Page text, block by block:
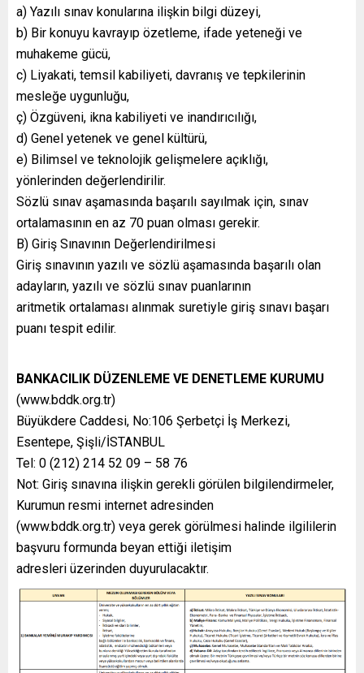
a) Yazılı sınav konularına ilişkin bilgi düzeyi,
b) Bir konuyu kavrayıp özetleme, ifade yeteneği ve
muhakeme gücü,
c) Liyakati, temsil kabiliyeti, davranış ve tepkilerinin
mesleğe uygunluğu,
ç) Özgüveni, ikna kabiliyeti ve inandırıcılığı,
d) Genel yetenek ve genel kültürü,
e) Bilimsel ve teknolojik gelişmelere açıklığı,
yönlerinden değerlendirilir.
Sözlü sınav aşamasında başarılı sayılmak için, sınav
ortalamasının en az 70 puan olması gerekir.
B) Giriş Sınavının Değerlendirilmesi
Giriş sınavının yazılı ve sözlü aşamasında başarılı olan
adayların, yazılı ve sözlü sınav puanlarının
aritmetik ortalaması alınmak suretiyle giriş sınavı başarı
puanı tespit edilir.
BANKACILIK DÜZENLEME VE DENETLEME KURUMU
(www.bddk.org.tr)
Büyükdere Caddesi, No:106 Şerbetçi İş Merkezi,
Esentepe, Şişli/İSTANBUL
Tel: 0 (212) 214 52 09 – 58 76
Not: Giriş sınavına ilişkin gerekli görülen bilgilendirmeler,
Kurumun resmi internet adresinden
(www.bddk.org.tr) veya gerek görülmesi halinde ilgililerin
başvuru formunda beyan ettiği iletişim
adresleri üzerinden duyurulacaktır.